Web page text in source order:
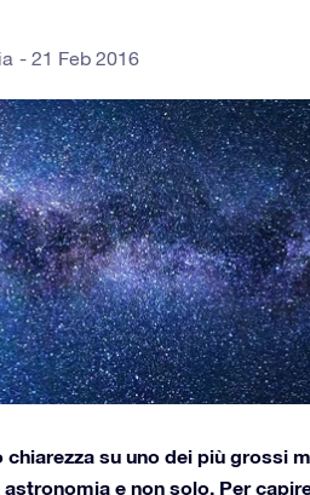
21 Feb 2016
chiarezza su uno dei più grossi
e non solo. Per